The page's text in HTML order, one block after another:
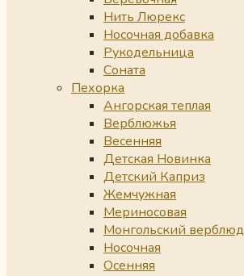
Нить Люрекс
Носочная добавка
Рукодельница
Соната
Пехорка
Ангорская теплая
Верблюжья
Весенняя
Детская Новинка
Детский Каприз
Жемчужная
Мериносовая
Монгольский верблюд
Носочная
Осенняя